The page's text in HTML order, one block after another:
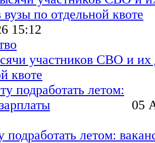
15:12
участников СВО и их
квоте
05
подработать летом: